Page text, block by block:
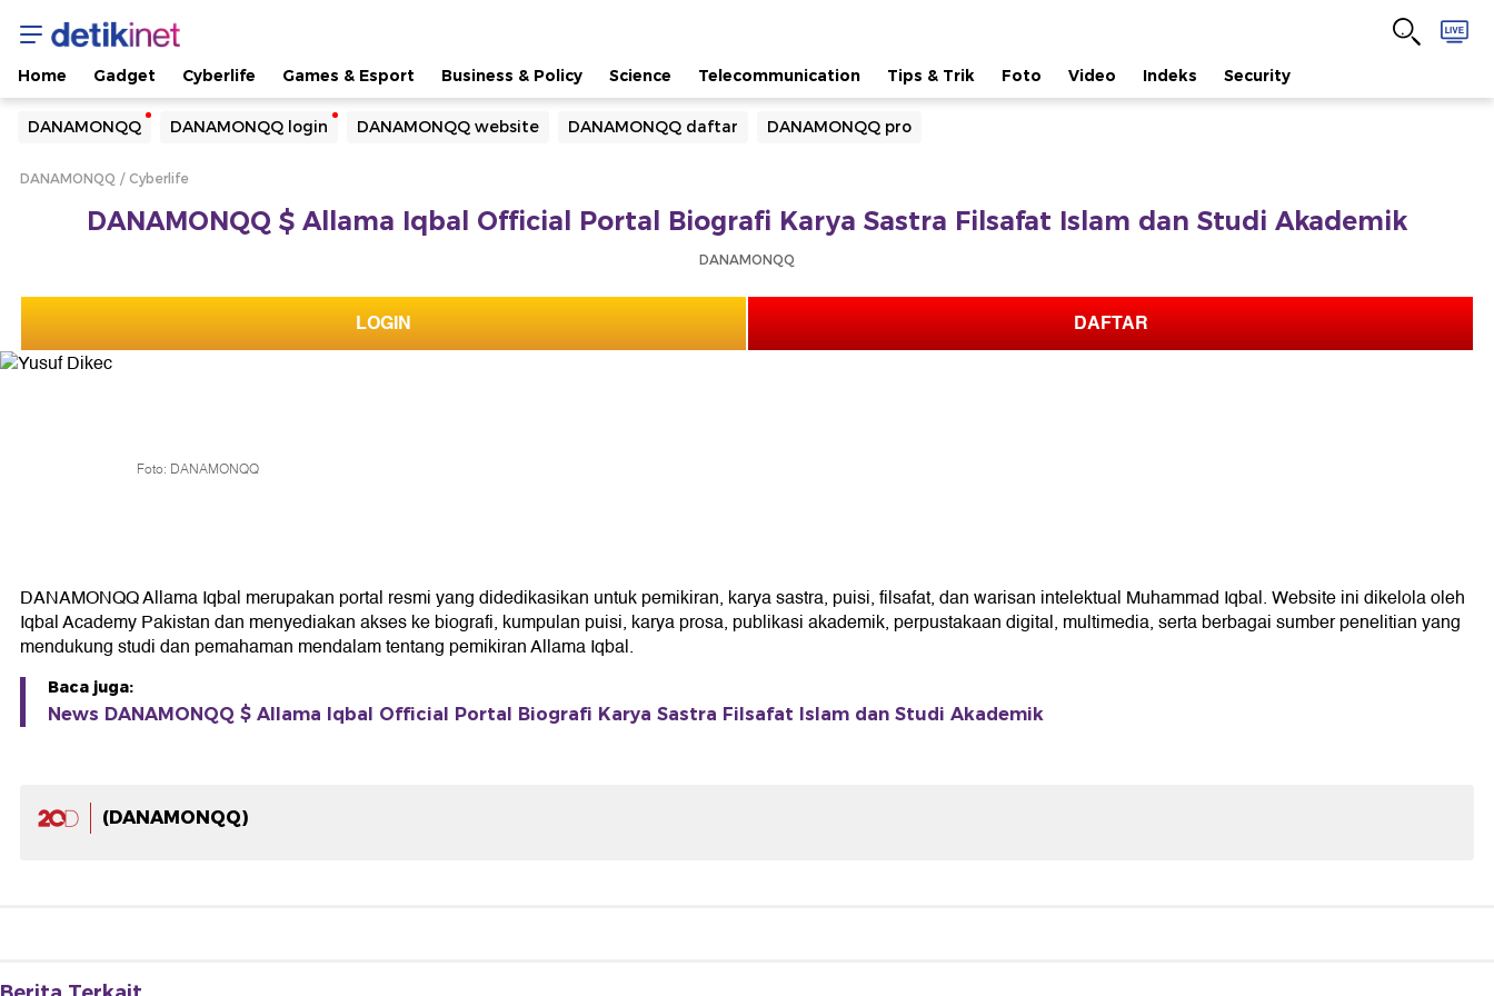
Home Gadget Cyberlife Games & Esport Business & Policy Science Telecommunication Tips & Trik Foto Video Indeks Security
DANAMONQQ DANAMONQQ login DANAMONQQ website DANAMONQQ daftar DANAMONQQ pro
Yang sedang ramai dicari
Loading...
DANAMONQQ Cyberlife
DANAMONQQ $ Allama Iqbal Official Portal Biografi Karya Sastra Filsafat Islam dan Studi Akademik
DANAMONQQ
LOGIN DAFTAR
Foto: DANAMONQQ
DANAMONQQ Allama Iqbal merupakan portal resmi yang didedikasikan untuk pemikiran, karya sastra, puisi, filsafat, dan warisan intelektual Muhammad Iqbal. Website ini dikelola oleh
Iqbal Academy Pakistan dan menyediakan akses ke biografi, kumpulan puisi, karya prosa, publikasi akademik, perpustakaan digital, multimedia, serta berbagai sumber penelitian yang
mendukung studi dan pemahaman mendalam tentang pemikiran Allama Iqbal.
Baca juga:
News DANAMONQQ $ Allama Iqbal Official Portal Biografi Karya Sastra Filsafat Islam dan Studi Akademik
(DANAMONQQ)